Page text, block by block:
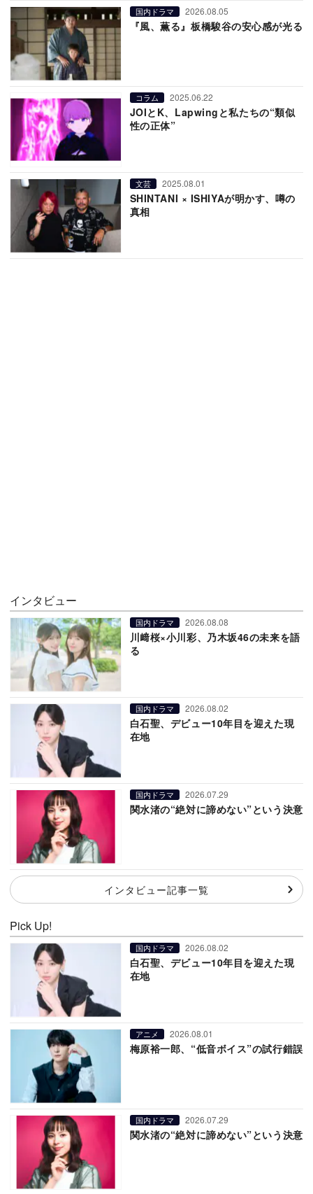
国内ドラマ 2026.08.05
『風、薫る』板橋駿谷の安心感が光る
コラム 2025.06.22
JOIとK、Lapwingと私たちの“類似
性の正体”
文芸 2025.08.01
SHINTANI × ISHIYAが明かす、噂の
真相
インタビュー
国内ドラマ 2026.08.08
川﨑桜×小川彩、乃木坂46の未来を語
る
国内ドラマ 2026.08.02
白石聖、デビュー10年目を迎えた現
在地
国内ドラマ 2026.07.29
関水渚の“絶対に諦めない”という決意
インタビュー記事一覧
Pick Up!
国内ドラマ 2026.08.02
白石聖、デビュー10年目を迎えた現
在地
アニメ 2026.08.01
梅原裕一郎、“低音ボイス”の試行錯誤
国内ドラマ 2026.07.29
関水渚の“絶対に諦めない”という決意